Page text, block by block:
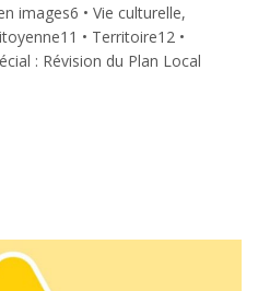
images6 • Vie culturelle,
• Territoire12 •
: Révision du Plan Local